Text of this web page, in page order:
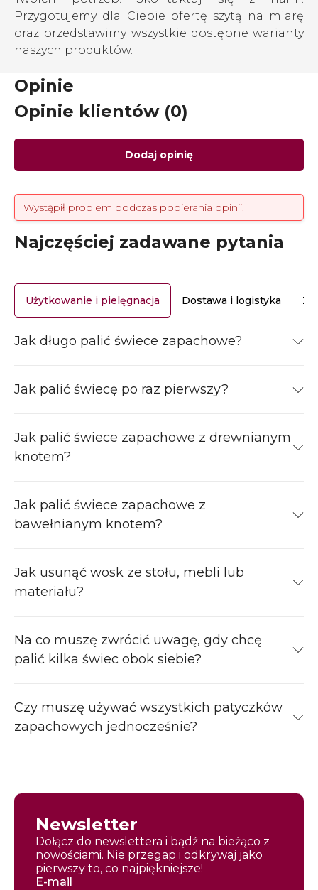
Przygotujemy dla Ciebie ofertę szytą na miarę
oraz przedstawimy wszystkie dostępne warianty
naszych produktów.
Opinie
Opinie klientów (0)
Dodaj opinię
Wystąpił problem podczas pobierania opinii.
Najczęściej zadawane pytania
Użytkowanie i pielęgnacja Dostawa i logistyka
Jak długo palić świece zapachowe?
Jak palić świecę po raz pierwszy?
Jak palić świece zapachowe z drewnianym
knotem?
Jak palić świece zapachowe z
bawełnianym knotem?
Jak usunąć wosk ze stołu, mebli lub
materiału?
Na co muszę zwrócić uwagę, gdy chcę
palić kilka świec obok siebie?
Czy muszę używać wszystkich patyczków
zapachowych jednocześnie?
Newsletter
Dołącz do newslettera i bądź na bieżąco z
nowościami. Nie przegap i odkrywaj jako
pierwszy to, co najpiękniejsze!
E-mail